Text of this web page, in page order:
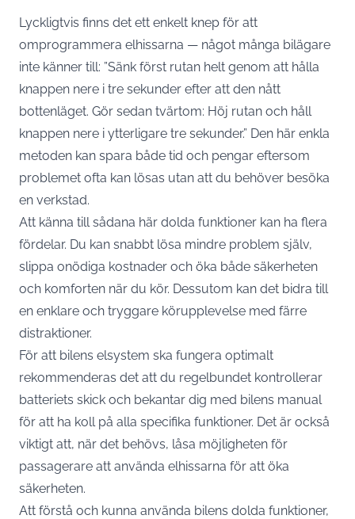
Lyckligtvis finns det ett enkelt knep för att
omprogrammera elhissarna — något många bilägare
inte känner till: ”Sänk först rutan helt genom att hålla
knappen nere i tre sekunder efter att den nått
bottenläget. Gör sedan tvärtom: Höj rutan och håll
knappen nere i ytterligare tre sekunder.” Den här enkla
metoden kan spara både tid och pengar eftersom
problemet ofta kan lösas utan att du behöver besöka
en verkstad.
Att känna till sådana här dolda funktioner kan ha flera
fördelar. Du kan snabbt lösa mindre problem själv,
slippa onödiga kostnader och öka både säkerheten
och komforten när du kör. Dessutom kan det bidra till
en enklare och tryggare körupplevelse med färre
distraktioner.
För att bilens elsystem ska fungera optimalt
rekommenderas det att du regelbundet kontrollerar
batteriets skick och bekantar dig med bilens manual
för att ha koll på alla specifika funktioner. Det är också
viktigt att, när det behövs, låsa möjligheten för
passagerare att använda elhissarna för att öka
säkerheten.
Att förstå och kunna använda bilens dolda funktioner,